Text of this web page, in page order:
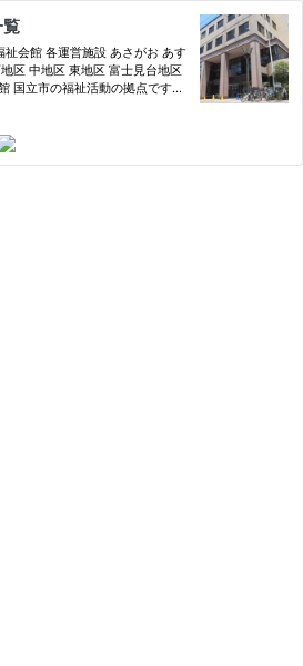
会館 各運営施設 あさがお あす
区 中地区 東地区 富士見台地区
国立市の福祉活動の拠点です。